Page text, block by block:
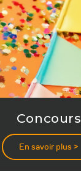
Concours
En savoir plus >